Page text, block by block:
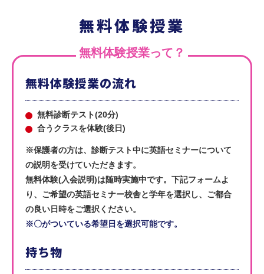
無料体験授業
無料体験授業って？
無料体験授業の流れ
無料診断テスト(20分)
合うクラスを体験(後日)
※保護者の方は、診断テスト中に英語セミナーについて
の説明を受けていただきます。
無料体験(入会説明)は随時実施中です。下記フォームよ
り、ご希望の英語セミナー校舎と学年を選択し、ご都合
の良い日時をご選択ください。
※〇がついている希望日を選択可能です。
持ち物